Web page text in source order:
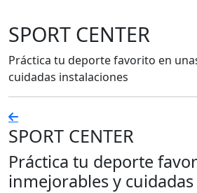
SPORT CENTER
Práctica tu deporte favorito en
cuidadas instalaciones
SPORT CENTER
Práctica tu deporte
inmejorables y